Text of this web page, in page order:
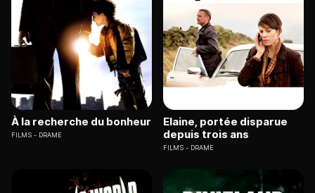
À la recherche du bonheur
FILMS DRAME
Elaine, portée disparue
depuis trois ans
FILMS DRAME